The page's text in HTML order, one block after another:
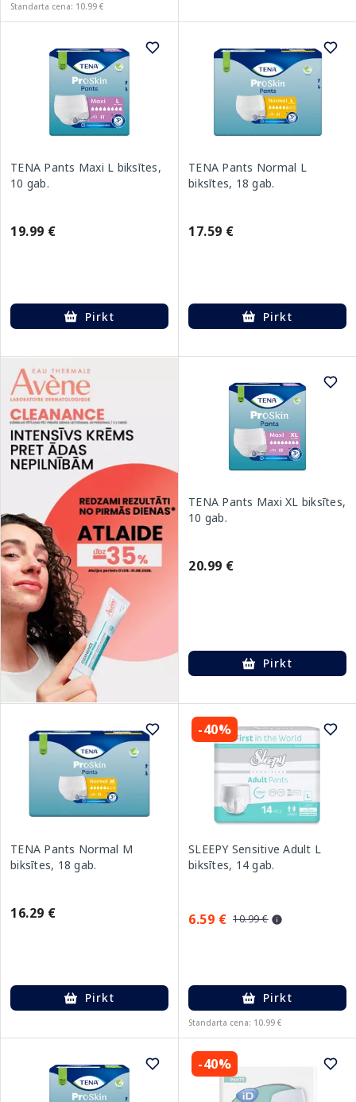
Standarta cena: 10.99 €
TENA Pants Maxi L biksītes,
10 gab.
19.99 €
Pirkt
TENA Pants Normal L
biksītes, 18 gab.
17.59 €
Pirkt
TENA Pants Maxi XL biksītes,
10 gab.
20.99 €
Pirkt
TENA Pants Normal M
biksītes, 18 gab.
16.29 €
Pirkt
-40%
SLEEPY Sensitive Adult L
biksītes, 14 gab.
6.59 € 10.99 €
Pirkt
Standarta cena: 10.99 €
-40%